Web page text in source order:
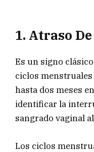
1. Atraso
Es un signo
ciclos
hasta dos meses
identificar la
sangrado vaginal
Los ciclos